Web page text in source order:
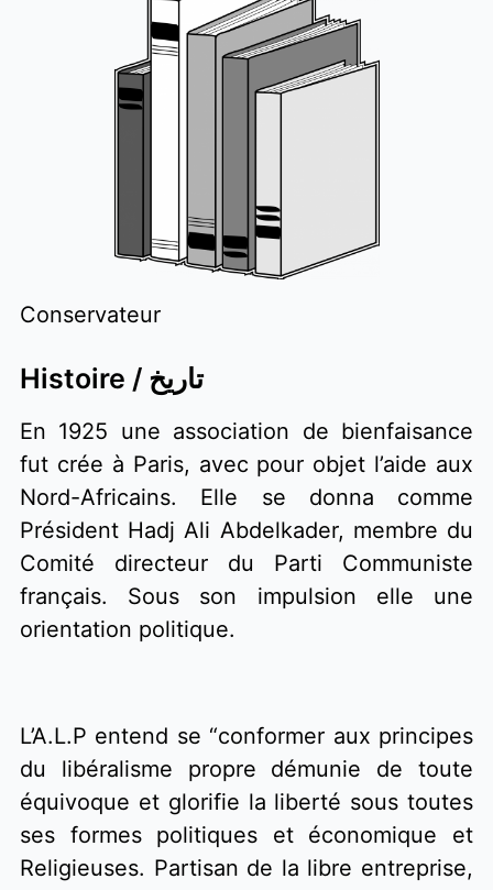
Conservateur
Histoire / تاريخ
En 1925 une association de bienfaisance
fut crée à Paris, avec pour objet l’aide aux
Nord-Africains. Elle se donna comme
Président Hadj Ali Abdelkader, membre du
Comité directeur du Parti Communiste
français. Sous son impulsion elle une
orientation politique.
L’A.L.P entend se “conformer aux principes
du libéralisme propre démunie de toute
équivoque et glorifie la liberté sous toutes
ses formes politiques et économique et
Religieuses. Partisan de la libre entreprise,